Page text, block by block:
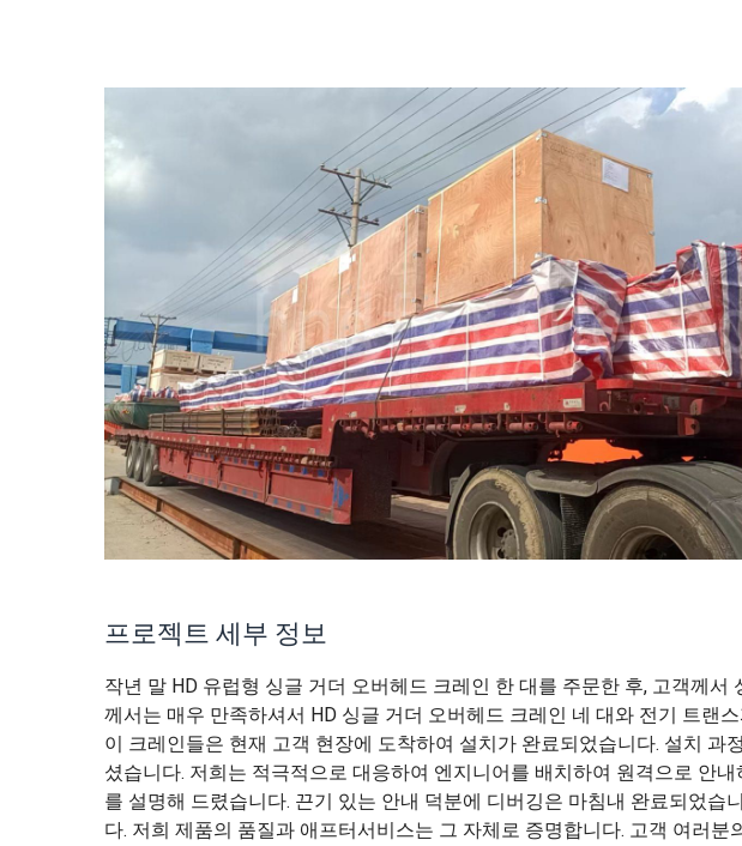
프로젝트 세부 정보
작년 말 HD 유럽형 싱글 거더 오버헤드 크레인 한 대를 주문한 후, 고객께
께서는 매우 만족하셔서 HD 싱글 거더 오버헤드 크레인 네 대와 전기 트랜
이 크레인들은 현재 고객 현장에 도착하여 설치가 완료되었습니다. 설치
셨습니다. 저희는 적극적으로 대응하여 엔지니어를 배치하여 원격으로 안
를 설명해 드렸습니다. 끈기 있는 안내 덕분에 디버깅은 마침내 완료되었습
다. 저희 제품의 품질과 애프터서비스는 그 자체로 증명합니다. 고객 여러